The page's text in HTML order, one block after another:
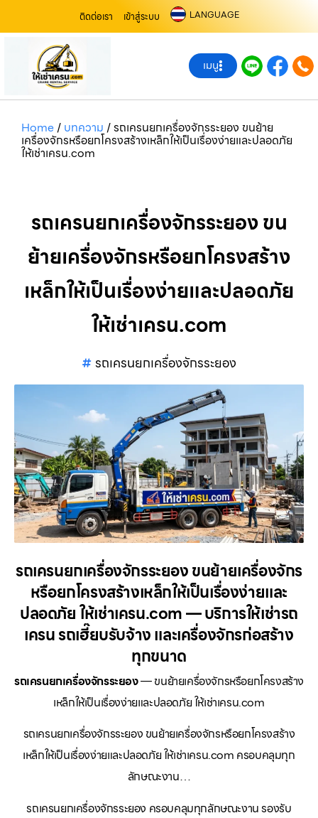
ติดต่อเรา เข้าสู่ระบบ LANGUAGE
เมนู
Home/ บทความ /รถเครนยกเครื่องจักรระยอง ขนย้าย
เครื่องจักรหรือยกโครงสร้างเหล็กให้เป็นเรื่องง่ายและปลอดภัย
ให้เช่าเครน.com
รถเครนยกเครื่องจักรระยอง ขน
ย้ายเครื่องจักรหรือยกโครงสร้าง
เหล็กให้เป็นเรื่องง่ายและปลอดภัย
ให้เช่าเครน.com
รถเครนยกเครื่องจักรระยอง
รถเครนยกเครื่องจักรระยอง ขนย้ายเครื่องจักร
หรือยกโครงสร้างเหล็กให้เป็นเรื่องง่ายและ
ปลอดภัย ให้เช่าเครน.com — บริการให้เช่ารถ
เครน รถเฮี๊ยบรับจ้าง และเครื่องจักรก่อสร้าง
ทุกขนาด
รถเครนยกเครื่องจักรระยอง— ขนย้ายเครื่องจักรหรือยกโครงสร้าง
เหล็กให้เป็นเรื่องง่ายและปลอดภัย ให้เช่าเครน.com
รถเครนยกเครื่องจักรระยอง ขนย้ายเครื่องจักรหรือยกโครงสร้าง
เหล็กให้เป็นเรื่องง่ายและปลอดภัย ให้เช่าเครน.com ครอบคลุมทุก
ลักษณะงาน…
รถเครนยกเครื่องจักรระยอง ครอบคลุมทุกลักษณะงาน รองรับ